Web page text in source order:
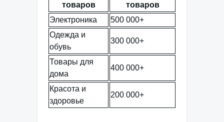
товаров
товаров
Электроника
500 000+
Одежда и
обувь
300 000+
Товары для
дома
400 000+
Красота и
здоровье
200 000+